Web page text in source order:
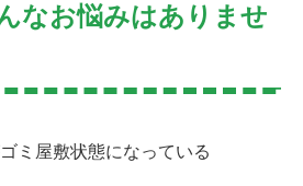
なお悩みはありませ
ミ屋敷状態になっている